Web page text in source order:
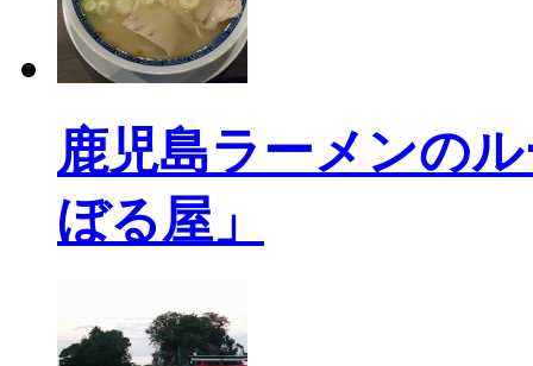
鹿児島ラーメンの
ぼる屋」